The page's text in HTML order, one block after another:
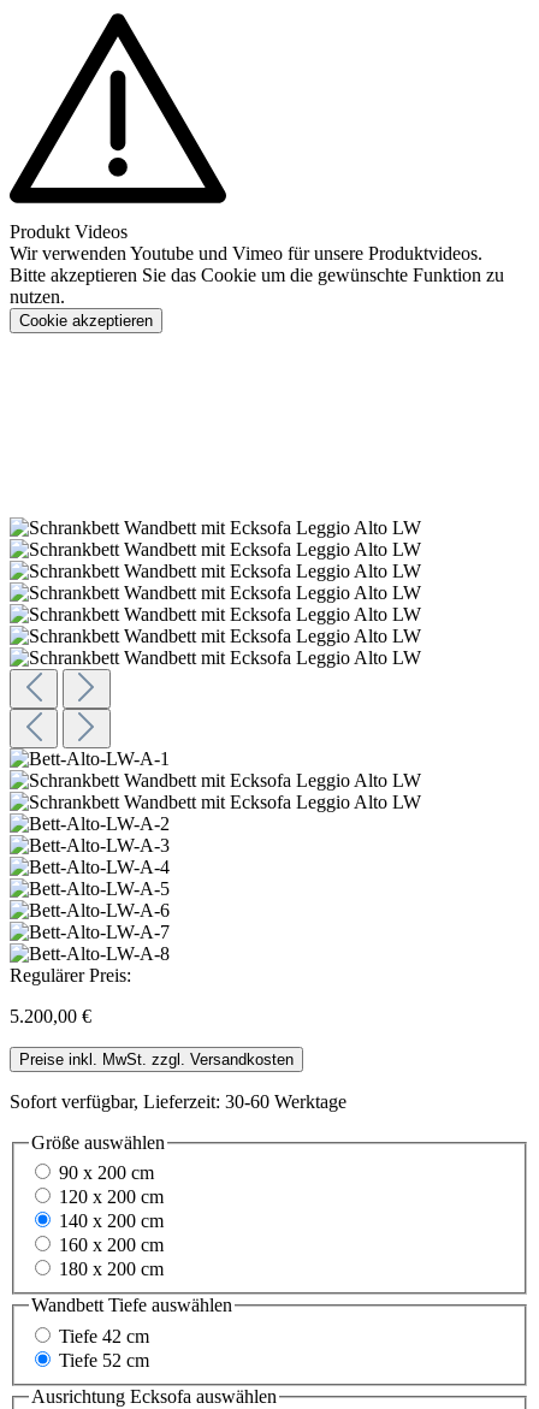
Produkt Videos
Wir verwenden Youtube und Vimeo für unsere Produktvideos.
Bitte akzeptieren Sie das Cookie um die gewünschte Funktion zu
nutzen.
Cookie akzeptieren
Regulärer Preis:
5.200,00 €
Preise inkl. MwSt. zzgl. Versandkosten
Sofort verfügbar, Lieferzeit: 30-60 Werktage
Größe auswählen
90 x 200 cm
120 x 200 cm
140 x 200 cm
160 x 200 cm
180 x 200 cm
Wandbett Tiefe auswählen
Tiefe 42 cm
Tiefe 52 cm
Ausrichtung Ecksofa auswählen